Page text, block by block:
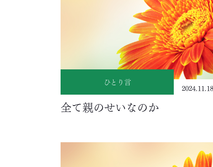
ひとり言
2024.11.18
全て親のせいなのか